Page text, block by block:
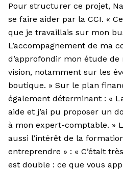
Pour structurer ce projet,
se faire aider par la CCI. «
que je travaillais sur mon
L’accompagnement de ma
d’approfondir mon étude de
vision, notamment sur les
boutique. » Sur le plan
également déterminant : «
aide et j’ai pu proposer un
à mon expert-comptable. »
aussi l’intérêt de la
entreprendre » : « C’était
est double : ce que vous